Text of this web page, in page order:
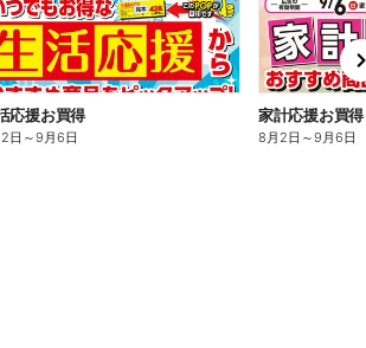
応援お買得
日 ～9月6日
家計応援お買得
8月2日 ～9月6日
n
e
x
t